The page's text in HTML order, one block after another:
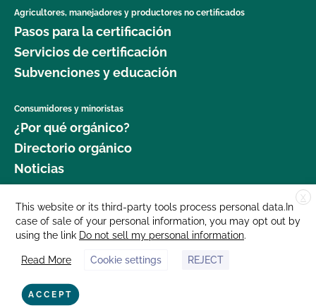
Agricultores, manejadores y productores no certificados
Pasos para la certificación
Servicios de certificación
Subvenciones y educación
Consumidores y minoristas
¿Por qué orgánico?
Directorio orgánico
Noticias
Donar
Carreras profesionales
Sala de prensa
Contáctenos
877 Cedar Street, Suite 248, Santa Cruz, CA 95060 © 2025 CCOF.org
X
This website or its third-party tools process personal data.In
case of sale of your personal information, you may opt out by
using the link Do not sell my personal information.
Read More Cookie settings REJECT
ACCEPT